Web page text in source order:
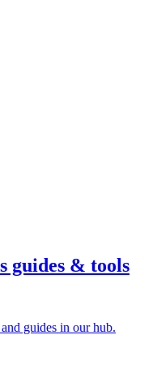
guides & tools
guides in our hub.